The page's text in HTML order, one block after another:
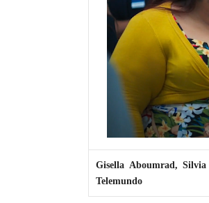
Gisella Aboumrad,
Telemundo